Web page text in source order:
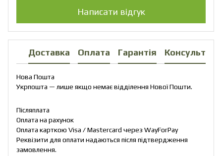
Написати відгук
Доставка Оплата Гарантія
Нова Пошта
Укрпошта — лише якщо немає відділення Нової Пошти.
Післяплата
Оплата на рахунок
Оплата карткою Visa / Mastercard через WayForPay
Реквізити для оплати надаються після підтвердження
замовлення.